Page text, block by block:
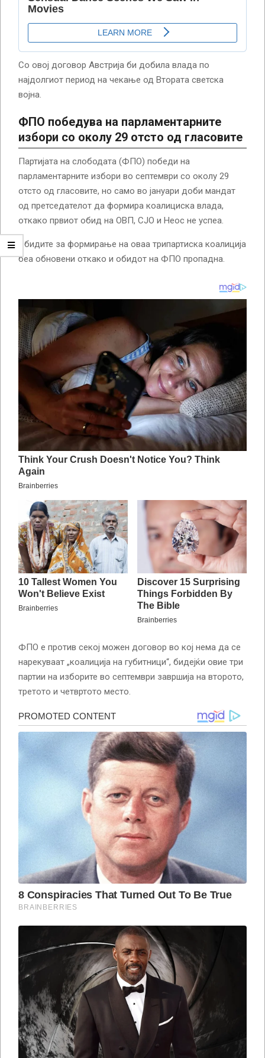
Со овој договор Австрија би добила влада по
најдолгиот период на чекање од Втората светска
војна.
ФПО победува на парламентарните
избори со околу 29 отсто од гласовите
Партијата на слободата (ФПО) победи на
парламентарните избори во септември со околу 29
отсто од гласовите, но само во јануари доби мандат
од претседателот да формира коалициска влада,
откако првиот обид на ОВП, СЈО и Неос не успеа.
Обидите за формирање на оваа трипартиска коалиција
беа обновени откако и обидот на ФПО пропадна.
ФПО е против секој можен договор во кој нема да се
нарекуваат „коалиција на губитници“, бидејќи овие три
партии на изборите во септември завршија на второто,
третото и четвртото место.